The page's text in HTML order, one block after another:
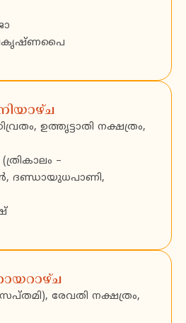
ഉത്തൃട്ടാതി നക്ഷത്രം,
–
ദണ്ഡായുധപാണി,
രേവതി നക്ഷത്രം,